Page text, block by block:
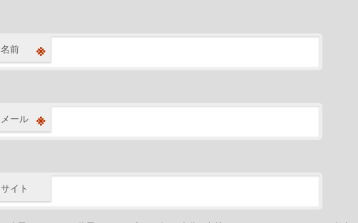
名前 ※
メール ※
サイト